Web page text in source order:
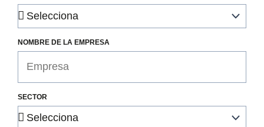
NOMBRE DE LA EMPRESA
SECTOR